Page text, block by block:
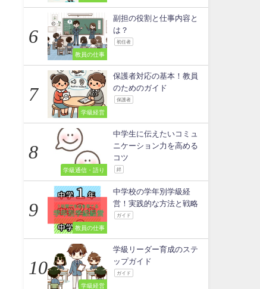
教員の仕事
副担の役割と仕事内容と
は？
初任者
学級経営
保護者対応の基本！教員
のためのガイド
保護者
学級通信・語り
中学生に伝えたいコミュ
ニケーション力を高める
コツ
絆
教員の仕事
中学校の学年別学級経
営！実践的な方法と戦略
ガイド
学級経営
学級リーダー育成のステ
ップガイド
ガイド